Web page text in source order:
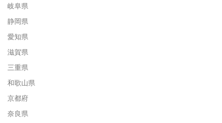
岐阜県
静岡県
愛知県
滋賀県
三重県
和歌山県
京都府
奈良県